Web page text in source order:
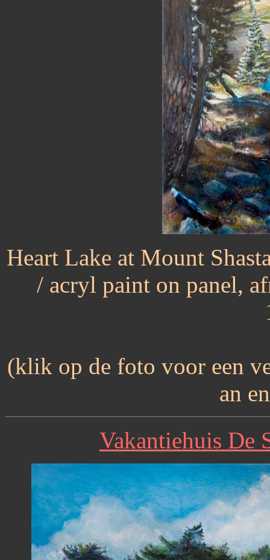
Heart Lake at Mount
/ acryl paint on panel,
(klik op de foto voor een
an
Vakantiehuis De